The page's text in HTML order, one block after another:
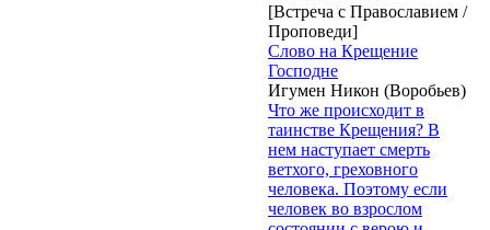
[Встреча с Православием /
Проповеди]
Слово на Крещение
Господне
Игумен Никон (Воробьев)
Что же происходит в
таинстве Крещения? В
нем наступает смерть
ветхого, греховного
человека. Поэтому если
человек во взрослом